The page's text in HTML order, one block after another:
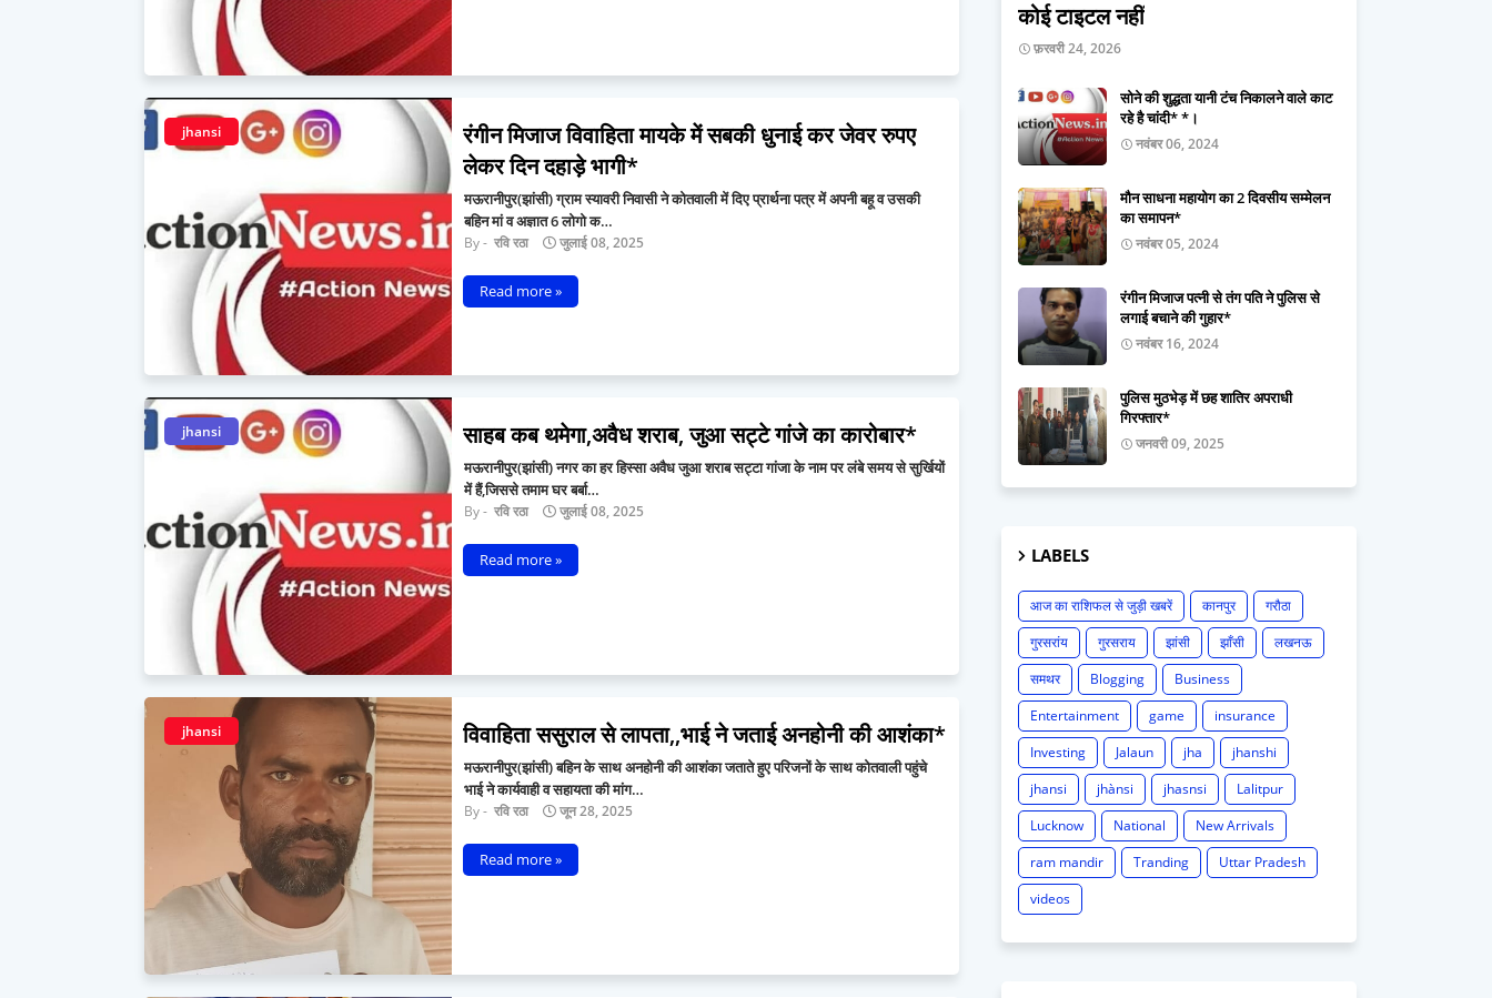
jhansi
रंगीन मिजाज विवाहिता मायके में सबकी धुनाई कर जेवर रुपए
लेकर दिन दहाड़े भागी*
मऊरानीपुर(झांसी) ग्राम स्यावरी निवासी ने कोतवाली में दिए प्रार्थना पत्र में अपनी बहू व उसकी
बहिन मां व अज्ञात 6 लोगो क…
रवि रठा जुलाई 08, 2025
Read more »
jhansi साहब कब थमेगा,अवैध शराब, जुआ सट्टे गांजे का कारोबार*
मऊरानीपुर(झांसी) नगर का हर हिस्सा अवैध जुआ शराब सट्टा गांजा के नाम पर लंबे समय से सुर्खियों
में हैं,जिससे तमाम घर बर्बा…
रवि रठा जुलाई 08, 2025
Read more »
jhansi विवाहिता ससुराल से लापता,,भाई ने जताई अनहोनी की आशंका*
मऊरानीपुर(झांसी) बहिन के साथ अनहोनी की आशंका जताते हुए परिजनों के साथ कोतवाली पहुंचे
भाई ने कार्यवाही व सहायता की मांग…
रवि रठा जून 28, 2025
Read more »
कोई टाइटल नहीं
फ़रवरी 24, 2026
सोने की शुद्धता यानी टंच निकालने वाले काट
रहे है चांदी* *।
नवंबर 06, 2024
मौन साधना महायोग का 2 दिवसीय सम्मेलन
का समापन*
नवंबर 05, 2024
रंगीन मिजाज पत्नी से तंग पति ने पुलिस से
लगाई बचाने की गुहार*
नवंबर 16, 2024
पुलिस मुठभेड़ में छह शातिर अपराधी
गिरफ्तार*
जनवरी 09, 2025
LABELS
आज का राशिफल से जुड़ी खबरें कानपुर
गरौठा
गुरसरांय
गुरसराय झांसी झाँसी
लखनऊ
समथर
Blogging
Business
Entertainment
game
insurance
Investing
Jalaun jha
jhanshi
jhansi
jhànsi jhasnsi
Lalitpur
Lucknow
National
New Arrivals
ram mandir
Tranding
Uttar Pradesh
videos